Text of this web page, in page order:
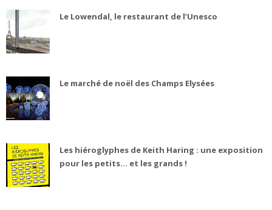
Le Lowendal, le restaurant de l’Unesco
Le marché de noël des Champs Elysées
Les hiéroglyphes de Keith Haring : une exposition
pour les petits... et les grands !